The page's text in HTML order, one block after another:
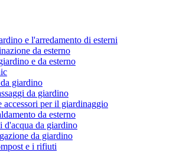
e l'arredamento di esterni
da esterno
e da esterno
giardino
da giardino
accessori per il giardinaggio
da esterno
d'acqua da giardino
da giardino
e i rifiuti